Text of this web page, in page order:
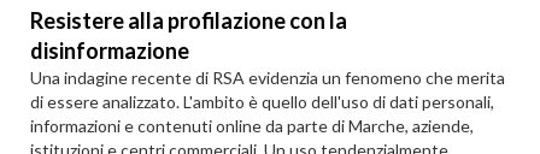
Resistere alla profilazione con la
disinformazione
Una indagine recente di RSA evidenzia un fenomeno che merita
di essere analizzato. L'ambito è quello dell'uso di dati personali,
informazioni e contenuti online da parte di Marche, aziende,
istituzioni e centri commerciali. Un uso tendenzialmente